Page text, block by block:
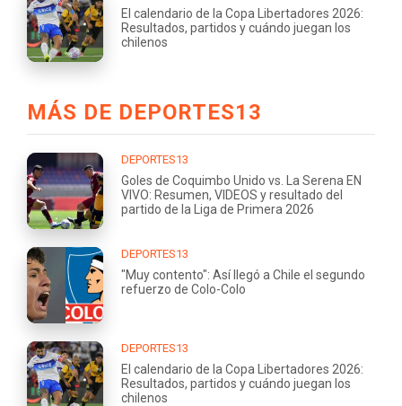
El calendario de la Copa Libertadores 2026:
Resultados, partidos y cuándo juegan los
chilenos
MÁS DE DEPORTES13
DEPORTES13
Goles de Coquimbo Unido vs. La Serena EN
VIVO: Resumen, VIDEOS y resultado del
partido de la Liga de Primera 2026
DEPORTES13
"Muy contento": Así llegó a Chile el segundo
refuerzo de Colo-Colo
DEPORTES13
El calendario de la Copa Libertadores 2026:
Resultados, partidos y cuándo juegan los
chilenos